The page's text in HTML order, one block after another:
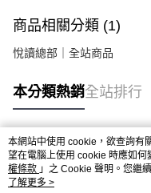
商品相關分類 (1)
悅讀總部｜全站商品
本分類熱銷全站排行
熱門標籤
本網站中使用 cookie，欲查詢有
望在電腦上使用 cookie 時應如
權條款 」之 Cookie 聲明。您繼
用條款之 Cookie 聲明使用 cookie
了解更多 >